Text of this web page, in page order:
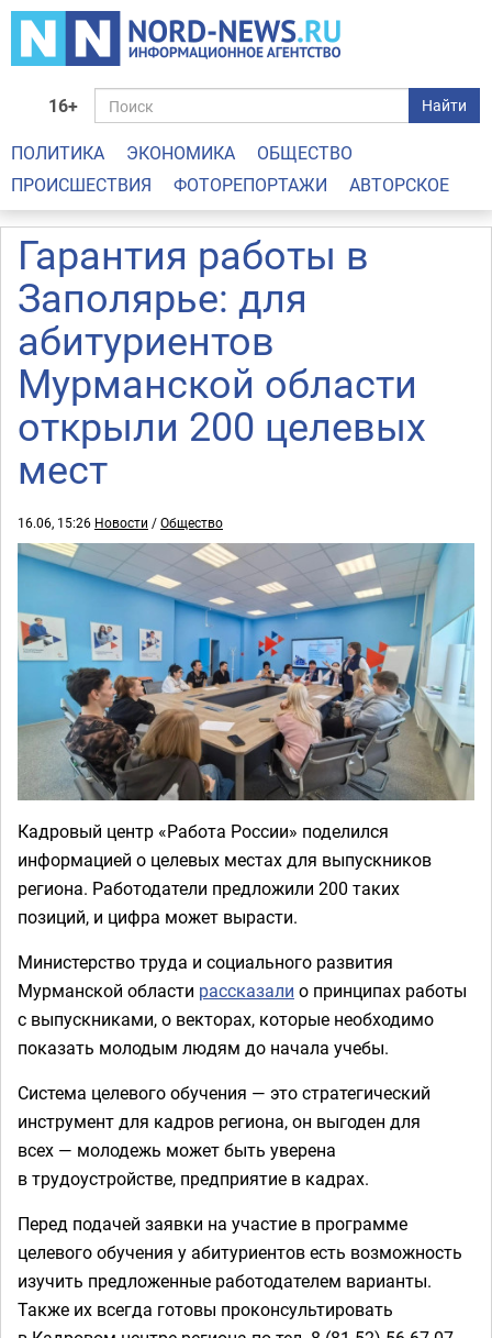
16+ Найти
ПОЛИТИКА ЭКОНОМИКА
ОБЩЕСТВО
ПРОИСШЕСТВИЯ
ФОТОРЕПОРТАЖИ АВТОРСКОЕ
Гарантия работы в
Заполярье: для
абитуриентов
Мурманской области
открыли 200 целевых
мест
16.06, 15:26 Новости /Общество
Кадровый центр «Работа России» поделился
информацией о целевых местах для выпускников
региона. Работодатели предложили 200 таких
позиций, и цифра может вырасти.
Министерство труда и социального развития
Мурманской области рассказали о принципах работы
с выпускниками, о векторах, которые необходимо
показать молодым людям до начала учебы.
Система целевого обучения — это стратегический
инструмент для кадров региона, он выгоден для
всех — молодежь может быть уверена
в трудоустройстве, предприятие в кадрах.
Перед подачей заявки на участие в программе
целевого обучения у абитуриентов есть возможность
изучить предложенные работодателем варианты.
Также их всегда готовы проконсультировать